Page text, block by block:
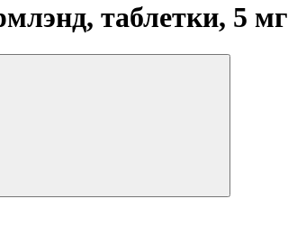
таблетки, 5 мг